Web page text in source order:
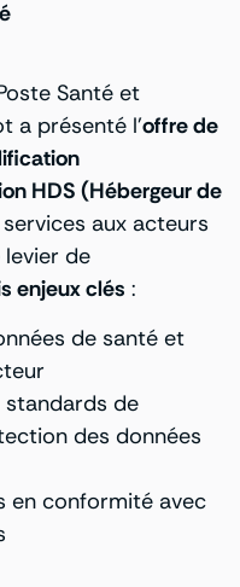
Santé et
a présenté l’offre de
HDS (Hébergeurde
aux acteurs
de
enjeux clés :
de santé et
standards de
des données
en conformité avec